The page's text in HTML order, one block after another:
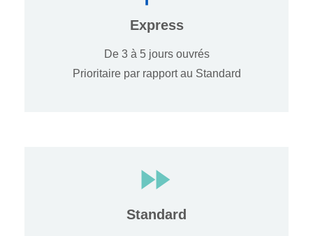
Express
De 3 à 5 jours ouvrés
Prioritaire par rapport au Standard
Standard